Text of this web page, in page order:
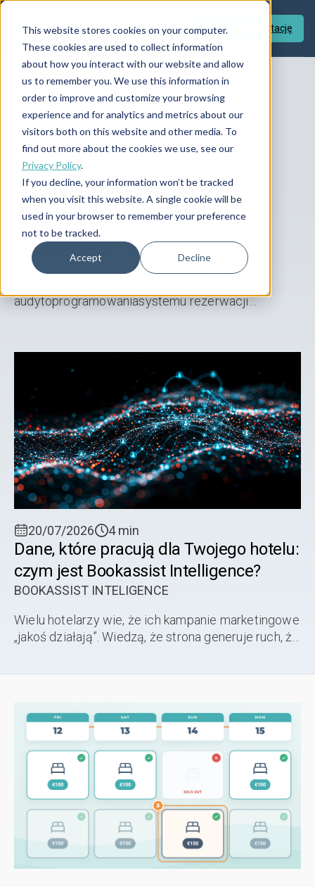
This website stores cookies on your computer.
These cookies are used to collect information
about how you interact with our website and allow
us to remember you. We use this information in
order to improve and customize your browsing
experience and for analytics and metrics about our
visitors both on this website and other media. To
find out more about the cookies we use, see our
Privacy Policy.
If you decline, your information won’t be tracked
when you visit this website. A single cookie will be
used in your browser to remember your preference
not to be tracked.
Accept Decline
Zamów Prezentację
Blog
29/07/2026 14 min
Jak przeprowadzić audyt
oprogramowania do rezerwacji
hotelowych w Irlandii
audytoprogramowaniasystemu rezerwacji
oprogramowania ...
20/07/2026 4 min
Dane, które pracują dla Twojego hotelu:
czym jest Bookassist Intelligence?
BOOKASSIST INTELIGENCE
Wielu hotelarzy wie, że ich kampanie marketingowe
„jakoś działają”. Wiedzą, że strona generuje ruch, że